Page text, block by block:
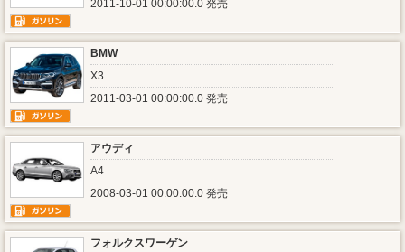
2011-10-01 00:00:00.0 発売
BMW
X3
2011-03-01 00:00:00.0 発売
アウディ
A4
2008-03-01 00:00:00.0 発売
フォルクスワーゲン